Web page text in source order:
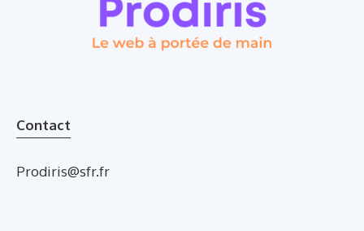
Contact
Prodiris@sfr.fr